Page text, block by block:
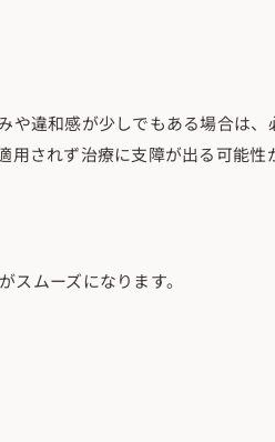
違和感が少しでもある場合は、
されず治療に支障が出る可能性
ムーズになります。